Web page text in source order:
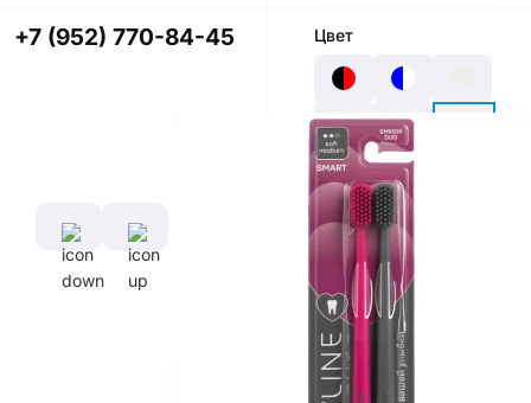
+7 (952) 770-84-45 Цвет
Характеристики
Диаметр
щетины,
мм
0,127 мм
Длина
ручки,
см
16,5